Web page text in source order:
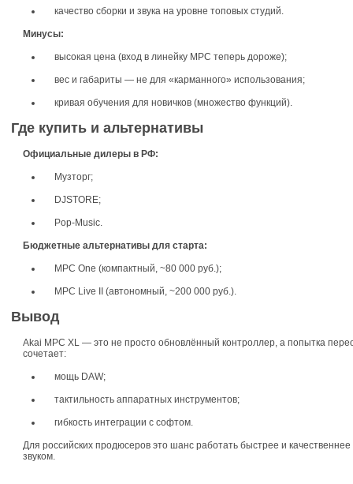
качество сборки и звука на уровне топовых студий.
Минусы:
высокая цена (вход в линейку MPC теперь дороже);
вес и габариты — не для «карманного» использования;
кривая обучения для новичков (множество функций).
Где купить и альтернативы
Официальные дилеры в РФ:
Музторг;
DJSTORE;
Pop-Music.
Бюджетные альтернативы для старта:
MPC One (компактный, ~80 000 руб.);
MPC Live II (автономный, ~200 000 руб.).
Вывод
Akai MPC XL — это не просто обновлённый контроллер, а попытка
сочетает:
мощь DAW;
тактильность аппаратных инструментов;
гибкость интеграции с софтом.
Для российских продюсеров это шанс работать быстрее и
звуком.